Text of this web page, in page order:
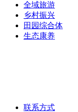
全域旅游
乡村振兴
田园综合体
生态康养
联系方式